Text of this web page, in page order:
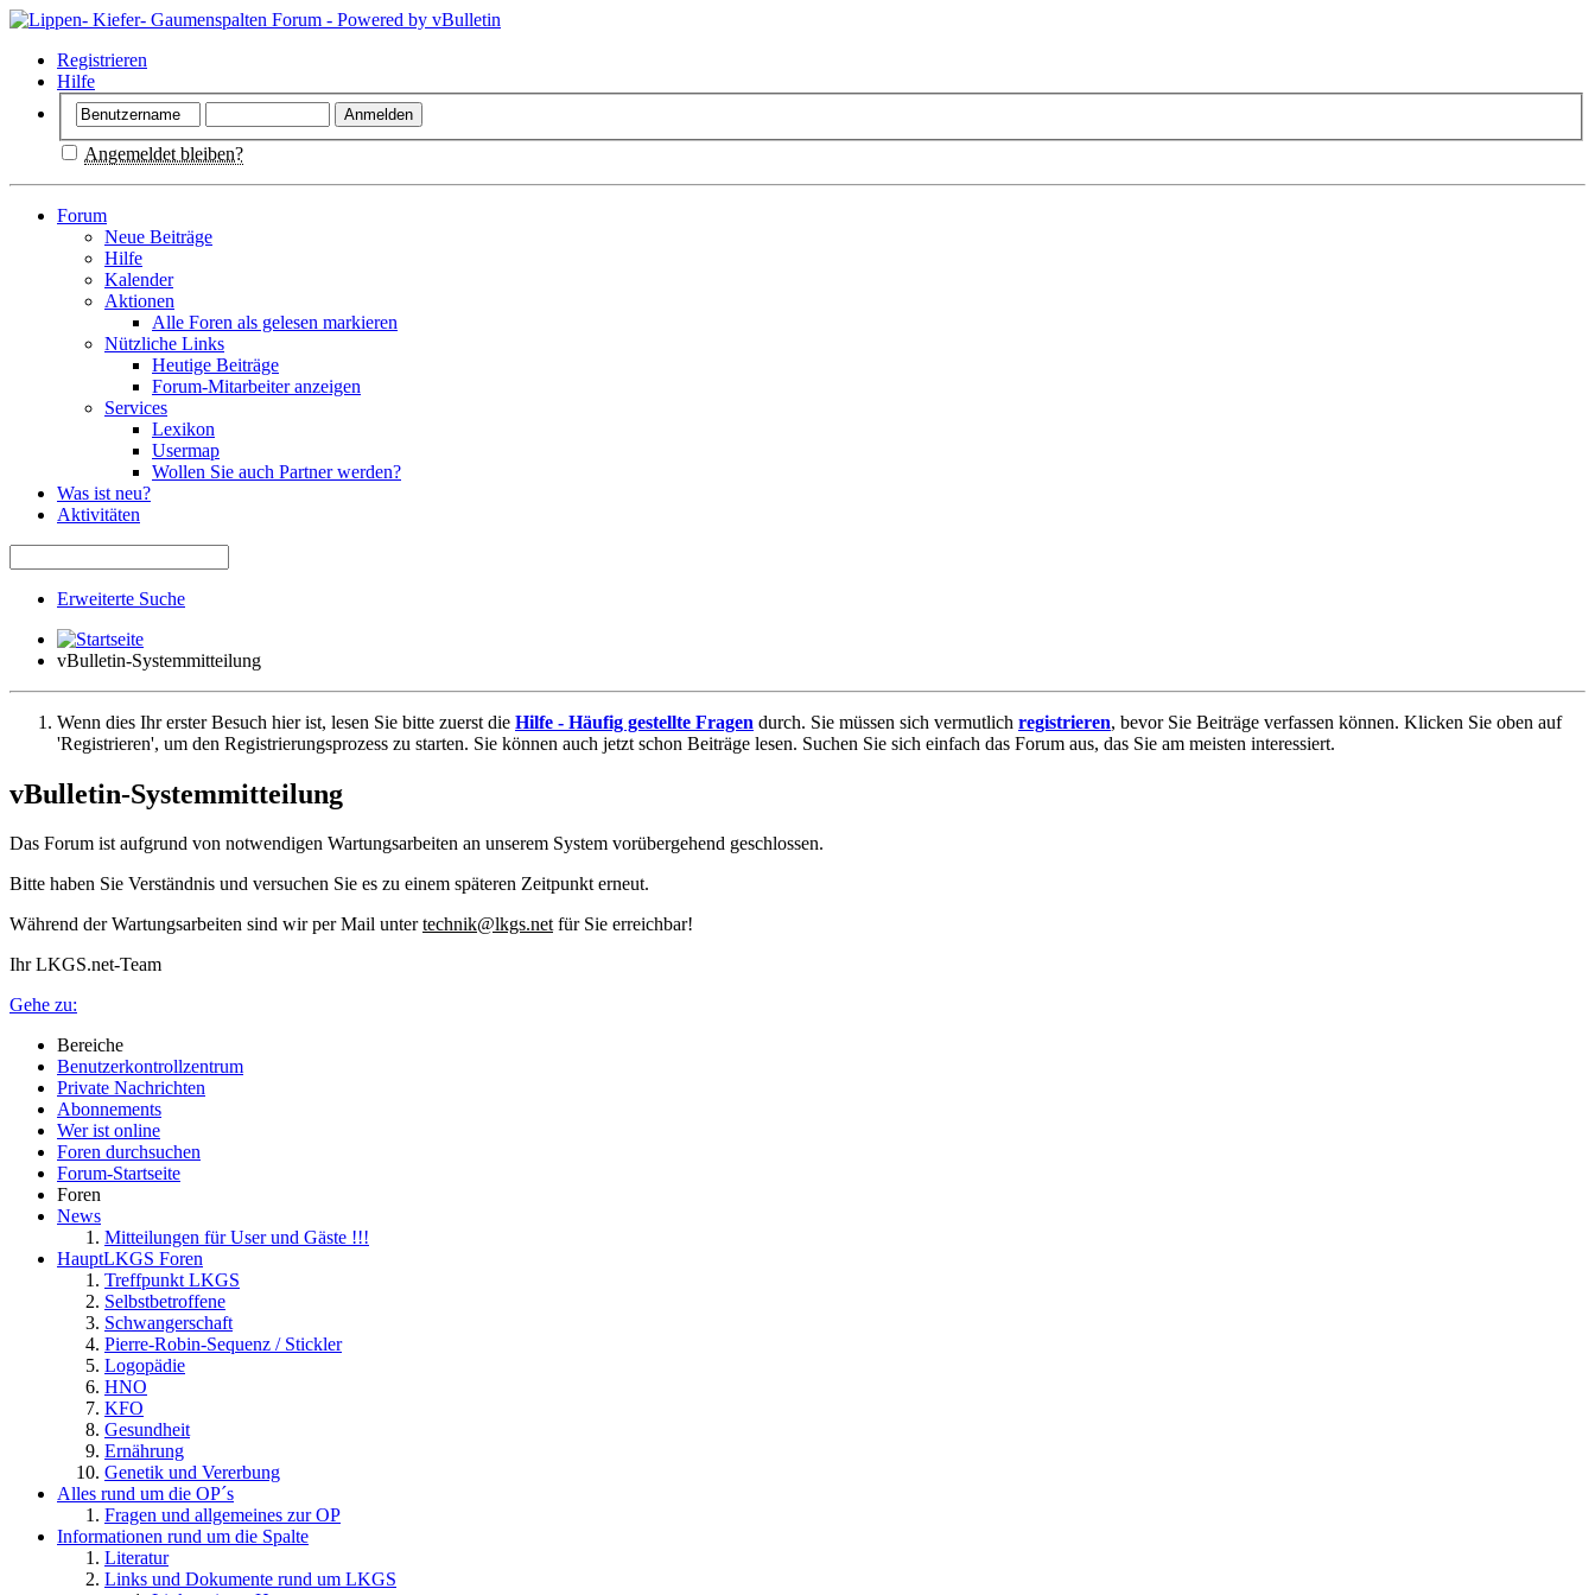
Registrieren
Hilfe
Angemeldet bleiben?
Forum
Neue Beiträge
Hilfe
Kalender
Aktionen
Alle Foren als gelesen markieren
Nützliche Links
Heutige Beiträge
Forum-Mitarbeiter anzeigen
Services
Lexikon
Usermap
Wollen Sie auch Partner werden?
Was ist neu?
Aktivitäten
Erweiterte Suche
vBulletin-Systemmitteilung
Wenn dies Ihr erster Besuch hier ist, lesen Sie bitte zuerst die Hilfe - Häufig gestellte Fragen durch. Sie müssen sich vermutlich registrieren, bevor Sie Beiträge verfassen können. Klicken Sie oben auf
'Registrieren', um den Registrierungsprozess zu starten. Sie können auch jetzt schon Beiträge lesen. Suchen Sie sich einfach das Forum aus, das Sie am meisten interessiert.
vBulletin-Systemmitteilung
Das Forum ist aufgrund von notwendigen Wartungsarbeiten an unserem System vorübergehend geschlossen.
Bitte haben Sie Verständnis und versuchen Sie es zu einem späteren Zeitpunkt erneut.
Während der Wartungsarbeiten sind wir per Mail untertechnik@lkgs.netfür Sie erreichbar!
Ihr LKGS.net-Team
Gehe zu:
Bereiche
Benutzerkontrollzentrum
Private Nachrichten
Abonnements
Wer ist online
Foren durchsuchen
Forum-Startseite
Foren
News
Mitteilungen für User und Gäste !!!
HauptLKGS Foren
Treffpunkt LKGS
Selbstbetroffene
Schwangerschaft
Pierre-Robin-Sequenz / Stickler
Logopädie
HNO
KFO
Gesundheit
Ernährung
Genetik und Vererbung
Alles rund um die OP´s
Fragen und allgemeines zur OP
Informationen rund um die Spalte
Literatur
Links und Dokumente rund um LKGS